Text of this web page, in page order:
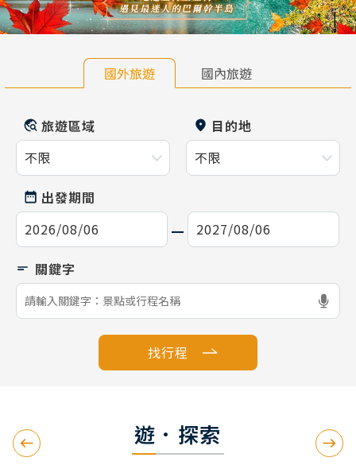
國外旅遊 國內旅遊
旅遊區域 目的地
出發期間
找行程
遊．探索